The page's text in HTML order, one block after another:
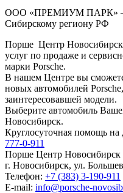
ООО «ПРЕМИУМ ПАРК» —
Сибирскому региону РФ
Порше Центр Новосибирск
услуг по продаже и
марки Porsche.
В нашем Центре вы
новых автомобилей
заинтересовавшей модели.
Выберите автомобиль
Новосибирск.
Круглосуточная помощь на
777-0-911
Порше Центр Новосибирск
г. Новосибирск, ул.
Телефон: +7 (383) 3-190-911
E-mail: info@porsche-